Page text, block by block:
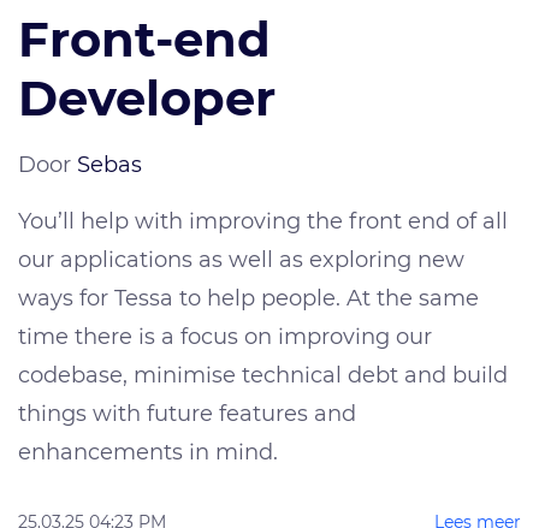
Front-end
Developer
Door Sebas
You’ll help with improving the front end of all
our applications as well as exploring new
ways for Tessa to help people. At the same
time there is a focus on improving our
codebase, minimise technical debt and build
things with future features and
enhancements in mind.
25.03.25 04:23 PM Lees meer